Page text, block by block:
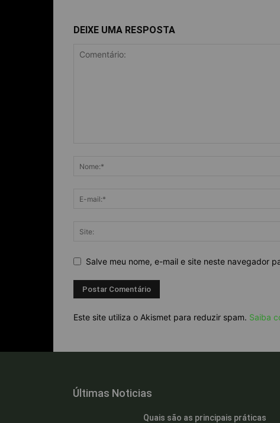
DEIXE UMA RESPOSTA
Salve meu nome, e-mail e site neste navegador
Este site utiliza o Akismet para reduzir spam. Saiba
Últimas Noticias
Quais são as principais práticas